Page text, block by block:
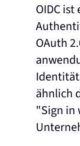
OIDC ist
OAuth
ähnlich
"Sign in